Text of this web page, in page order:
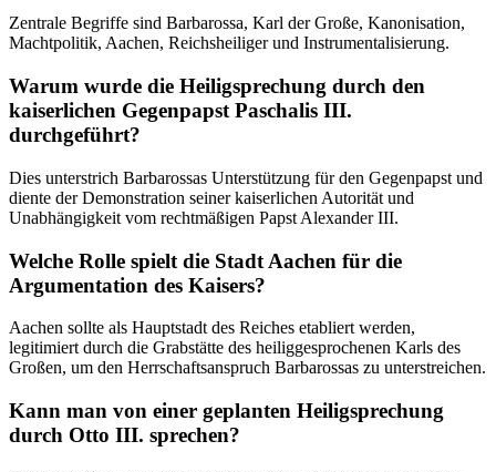
Zentrale Begriffe sind Barbarossa, Karl der Große, Kanonisation,
Machtpolitik, Aachen, Reichsheiliger und Instrumentalisierung.
Warum wurde die Heiligsprechung durch den
kaiserlichen Gegenpapst Paschalis III.
durchgeführt?
Dies unterstrich Barbarossas Unterstützung für den Gegenpapst und
diente der Demonstration seiner kaiserlichen Autorität und
Unabhängigkeit vom rechtmäßigen Papst Alexander III.
Welche Rolle spielt die Stadt Aachen für die
Argumentation des Kaisers?
Aachen sollte als Hauptstadt des Reiches etabliert werden,
legitimiert durch die Grabstätte des heiliggesprochenen Karls des
Großen, um den Herrschaftsanspruch Barbarossas zu unterstreichen.
Kann man von einer geplanten Heiligsprechung
durch Otto III. sprechen?